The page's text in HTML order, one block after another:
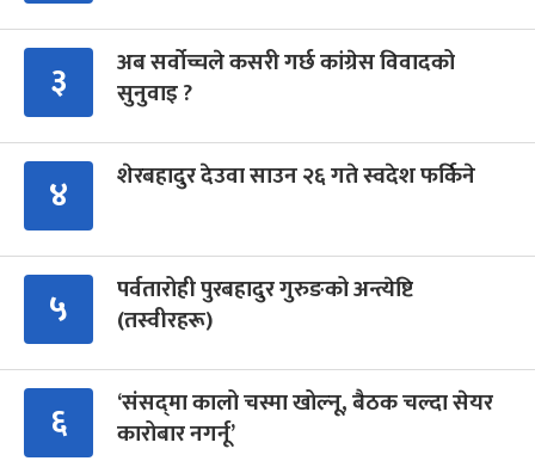
३
अब सर्वोच्चले कसरी गर्छ कांग्रेस विवादको
सुनुवाइ ?
४ शेरबहादुर देउवा साउन २६ गते स्वदेश फर्किने
५
पर्वतारोही पुरबहादुर गुरुङको अन्त्येष्टि
(तस्वीरहरू)
६
‘संसद्‍मा कालो चस्मा खोल्नू, बैठक चल्दा सेयर
कारोबार नगर्नू’